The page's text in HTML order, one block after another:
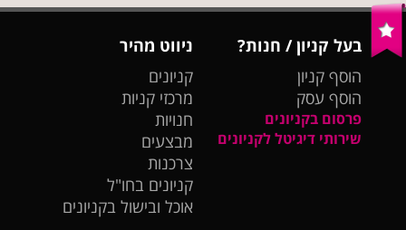
בעל קניון / חנות?
הוסף קניון
הוסף עסק
פרסום בקניונים
שירותי דיגיטל לקניונים
ניווט מהיר
קניונים
מרכזי קניות
חנויות
מבצעים
צרכנות
קניונים בחו"ל
אוכל ובישול בקניונים